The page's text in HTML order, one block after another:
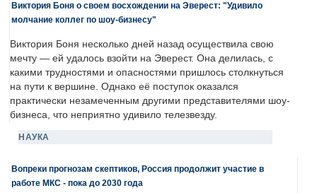
Виктория Боня о своем восхождении на Эверест: "Удивило
молчание коллег по шоу-бизнесу"
Виктория Боня несколько дней назад осуществила свою
мечту — ей удалось взойти на Эверест. Она делилась, с
какими трудностями и опасностями пришлось столкнуться
на пути к вершине. Однако её поступок оказался
практически незамеченным другими представителями шоу-
бизнеса, что неприятно удивило телезвезду.
НАУКА
Вопреки прогнозам скептиков, Россия продолжит участие в
работе МКС - пока до 2030 года